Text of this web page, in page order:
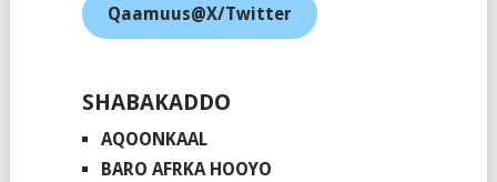
Qaamuus@X/Twitter
SHABAKADDO
AQOONKAAL
BARO AFRKA HOOYO